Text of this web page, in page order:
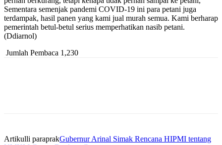
Sementara semenjak pandemi COVID-19 ini para petani juga
terdampak, hasil panen yang kami jual murah semua. Kami berharap
pemerintah betul-betul serius memperhatikan nasib petani.
(Ddiarnol)
Jumlah Pembaca 1,230
Artikulli paraprakGubernur Arinal Simak Rencana HIPMI tentang